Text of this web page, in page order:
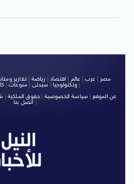
مصر عرب عالم اقتصاد رياضة |تقارير
وتكنولوجيا| سيدتى منوعات
|
عن الموقع
سياسة الخصوصية حقوق الملكية
اتصل بنا